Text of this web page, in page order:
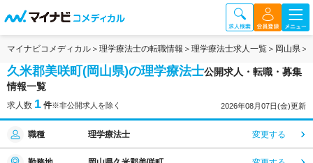
マイナビコメディカル 理学療法士の転職情報 理学療法士求人一覧 岡山県
久米郡美咲町(岡山県)の理学療法士公開求人・転職・募集
情報一覧
求人数 1 件※非公開求人を除く 2026年08月07日(金)更新
職種 理学療法士 変更する